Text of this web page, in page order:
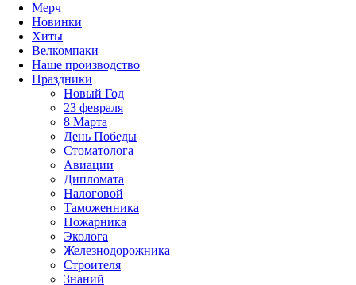
Мерч
Новинки
Хиты
Велкомпаки
Наше производство
Праздники
Новый Год
23 февраля
8 Марта
День Победы
Cтоматолога
Авиации
Дипломата
Налоговой
Таможенника
Пожарника
Эколога
Железнодорожника
Строителя
Знаний